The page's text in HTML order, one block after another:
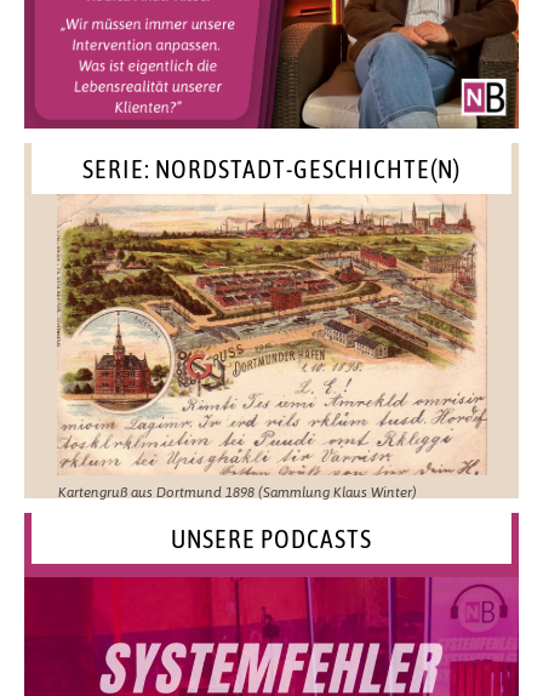
SERIE: NORDSTADT-GESCHICHTE(N)
Kartengruß aus Dortmund 1898 (Sammlung Klaus Winter)
UNSERE PODCASTS